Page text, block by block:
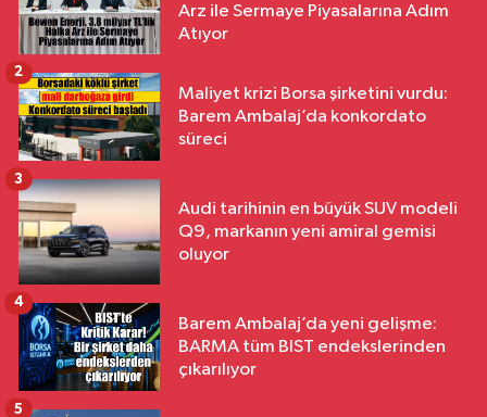
Arz ile Sermaye Piyasalarına Adım
Atıyor
Maliyet krizi Borsa şirketini vurdu:
Barem Ambalaj’da konkordato
süreci
2
Audi tarihinin en büyük SUV modeli
Q9, markanın yeni amiral gemisi
oluyor
3
Barem Ambalaj’da yeni gelişme:
BARMA tüm BIST endekslerinden
çıkarılıyor
4
5